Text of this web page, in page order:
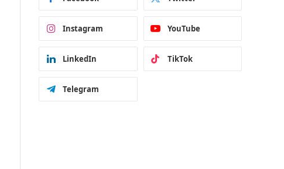
Instagram YouTube
LinkedIn TikTok
Telegram